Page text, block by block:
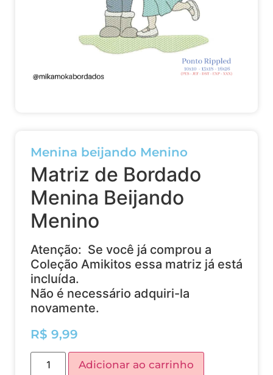
Menina beijando Menino
Matriz de Bordado
Menina Beijando
Menino
Atenção: Se você já comprou a
Coleção Amikitos essa matriz já está
incluída.
Não é necessário adquiri-la
novamente.
R$ 9,99
Adicionar ao carrinho